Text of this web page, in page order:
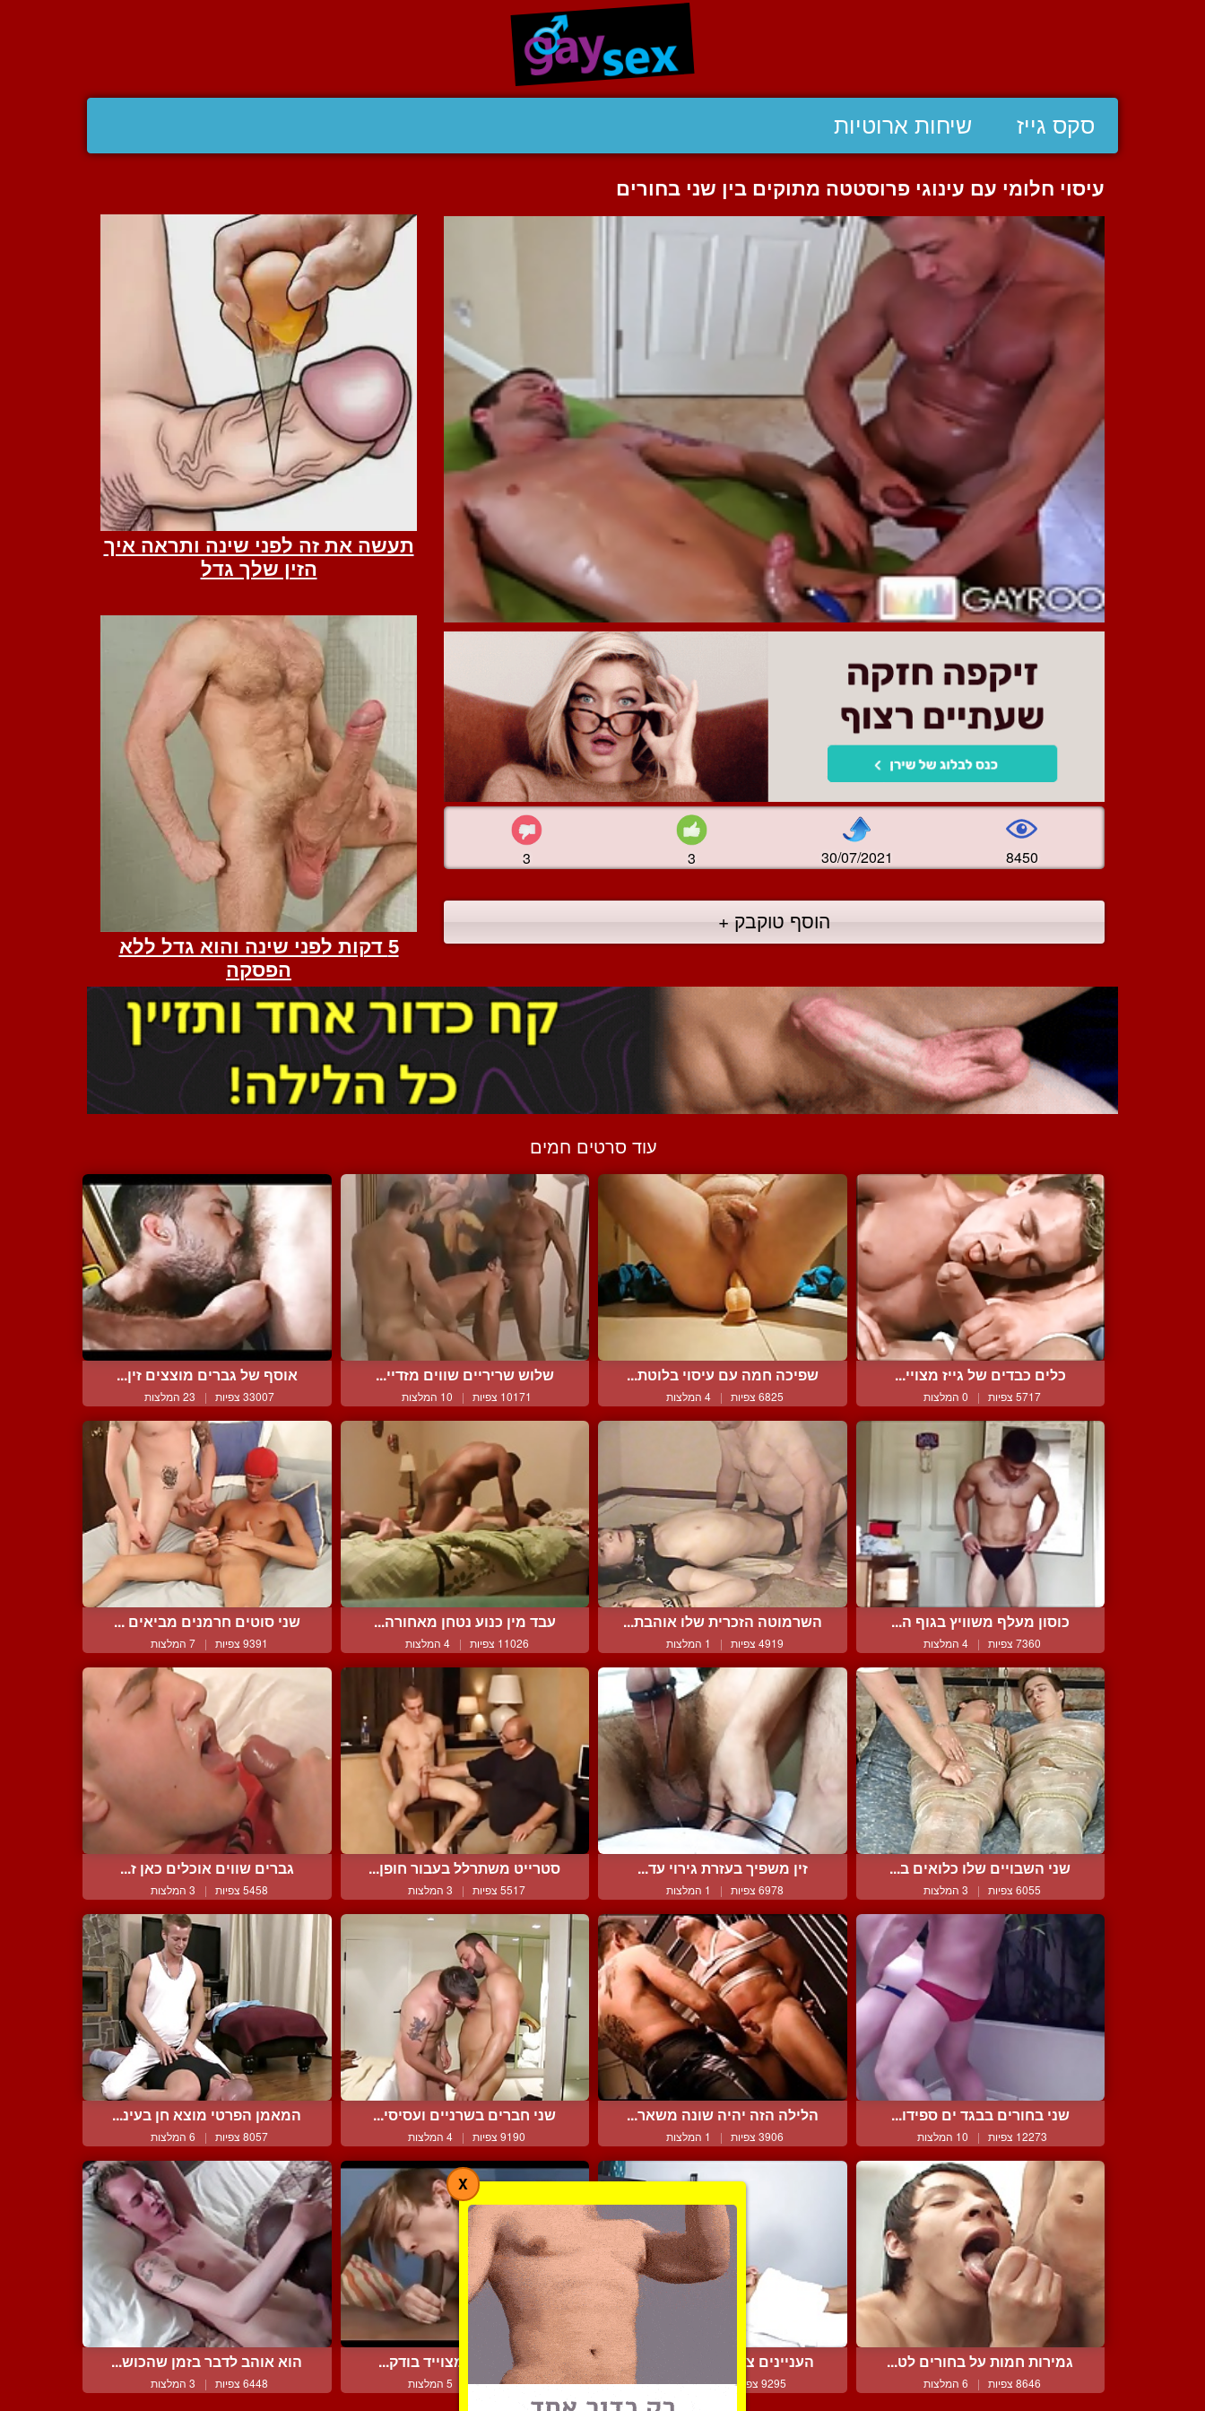
סקס גייז שיחות ארוטיות
עיסוי חלומי עם עינוגי פרוסטטה מתוקים בין שני בחורים
3 3 30/07/2021 8450
הוסף טוקבק +
עוד סרטים חמים
כלים כבדים של גייז מצויי...
5717 צפיות | 0 המלצות
שפיכה חמה עם עיסוי בלוטת...
6825 צפיות | 4 המלצות
שלוש שריריים שווים מזדיי...
10171 צפיות | 10 המלצות
אוסף של גברים מוצצים זין...
33007 צפיות | 23 המלצות
כוסון מעלף משוויץ בגוף ה...
7360 צפיות | 4 המלצות
השרמוטה הזכרית שלו אוהבת...
4919 צפיות | 1 המלצות
עבד מין כנוע נטחן מאחורה...
11026 צפיות | 4 המלצות
שני סוטים חרמנים מביאים ...
9391 צפיות | 7 המלצות
שני השבויים שלו כלואים ב...
6055 צפיות | 3 המלצות
זין משפיך בעזרת גירוי עד...
6978 צפיות | 1 המלצות
סטרייט משתרלל בעבור חופן...
5517 צפיות | 3 המלצות
גברים שווים אוכלים כאן ז...
5458 צפיות | 3 המלצות
שני בחורים בבגד ים ספידו...
12273 צפיות | 10 המלצות
הלילה הזה יהיה שונה משאר...
3906 צפיות | 1 המלצות
שני חברים בשרניים ועסיסי...
9190 צפיות | 4 המלצות
המאמן הפרטי מוצא חן בעינ...
8057 צפיות | 6 המלצות
גמירות חמות על בחורים לט...
8646 צפיות | 6 המלצות
העניינים צוברים תאוצה בע...
9295 צפיות | 10 המלצות
כושי סטרייט ומצוייד בודק...
9305 צפיות | 5 המלצות
הוא אוהב לדבר בזמן שהכוש...
6448 צפיות | 3 המלצות
X